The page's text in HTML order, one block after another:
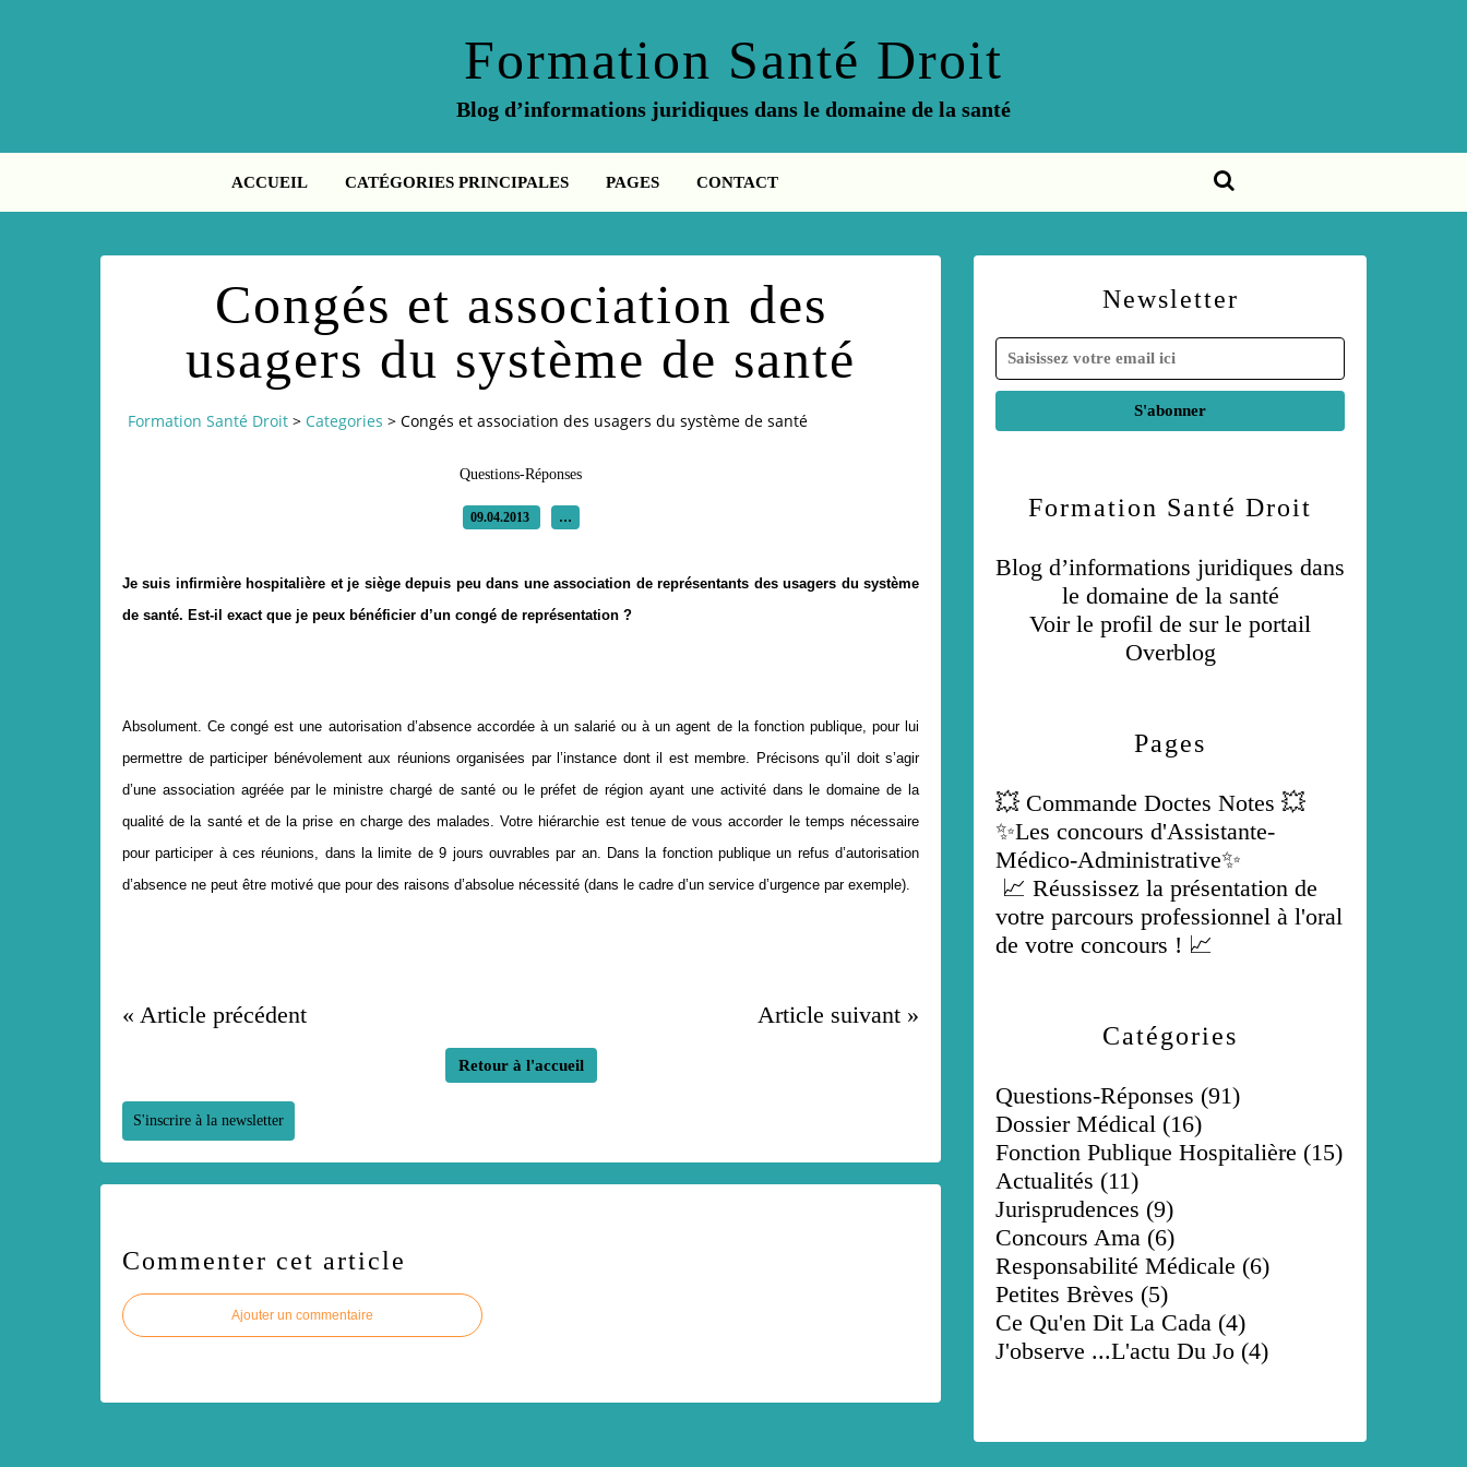
Formation Santé Droit
Blog d’informations juridiques dans le domaine de la santé
ACCUEIL CATÉGORIES PRINCIPALES PAGES CONTACT
Congés et association des
usagers du système de santé
Formation Santé Droit > Categories > Congés et association des usagers du système de santé
Questions-Réponses
09.04.2013 …
Je suis infirmière hospitalière et je siège depuis peu dans une association de représentants des usagers du système
de santé. Est-il exact que je peux bénéficier d’un congé de représentation ?
Absolument. Ce congé est une autorisation d’absence accordée à un salarié ou à un agent de la fonction publique, pour lui
permettre de participer bénévolement aux réunions organisées par l’instance dont il est membre. Précisons qu’il doit s’agir
d’une association agréée par le ministre chargé de santé ou le préfet de région ayant une activité dans le domaine de la
qualité de la santé et de la prise en charge des malades. Votre hiérarchie est tenue de vous accorder le temps nécessaire
pour participer à ces réunions, dans la limite de 9 jours ouvrables par an. Dans la fonction publique un refus d’autorisation
d’absence ne peut être motivé que pour des raisons d’absolue nécessité (dans le cadre d’un service d’urgence par exemple).
« Article précédent Article suivant »
Retour à l'accueil
S'inscrire à la newsletter
Commenter cet article
Ajouter un commentaire
Newsletter
Catégories
Questions-Réponses (91)
Dossier Médical (16)
Fonction Publique Hospitalière (15)
Actualités (11)
Jurisprudences (9)
Concours Ama (6)
Responsabilité Médicale (6)
Petites Brèves (5)
Ce Qu'en Dit La Cada (4)
J'observe ...l'actu Du Jo (4)
Pages
💥 Commande Doctes Notes 💥
✨Les concours d'Assistante-
Médico-Administrative✨
📈 Réussissez la présentation de
votre parcours professionnel à l'oral
de votre concours ! 📈
Formation Santé Droit
Blog d’informations juridiques dans
le domaine de la santé
Voir le profil de sur le portail
Overblog